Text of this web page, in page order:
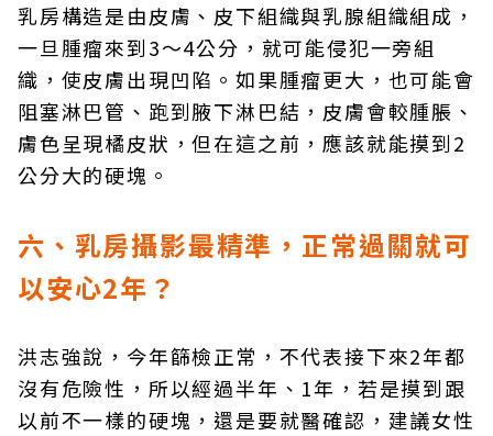
乳房構造是由皮膚、皮下組織與乳腺組織組成，
一旦腫瘤來到3～4公分，就可能侵犯一旁組
織，使皮膚出現凹陷。如果腫瘤更大，也可能會
阻塞淋巴管、跑到腋下淋巴結，皮膚會較腫脹、
膚色呈現橘皮狀，但在這之前，應該就能摸到2
公分大的硬塊。
六、乳房攝影最精準，正常過關就可
以安心2年？
洪志強說，今年篩檢正常，不代表接下來2年都
沒有危險性，所以經過半年、1年，若是摸到跟
以前不一樣的硬塊，還是要就醫確認，建議女性